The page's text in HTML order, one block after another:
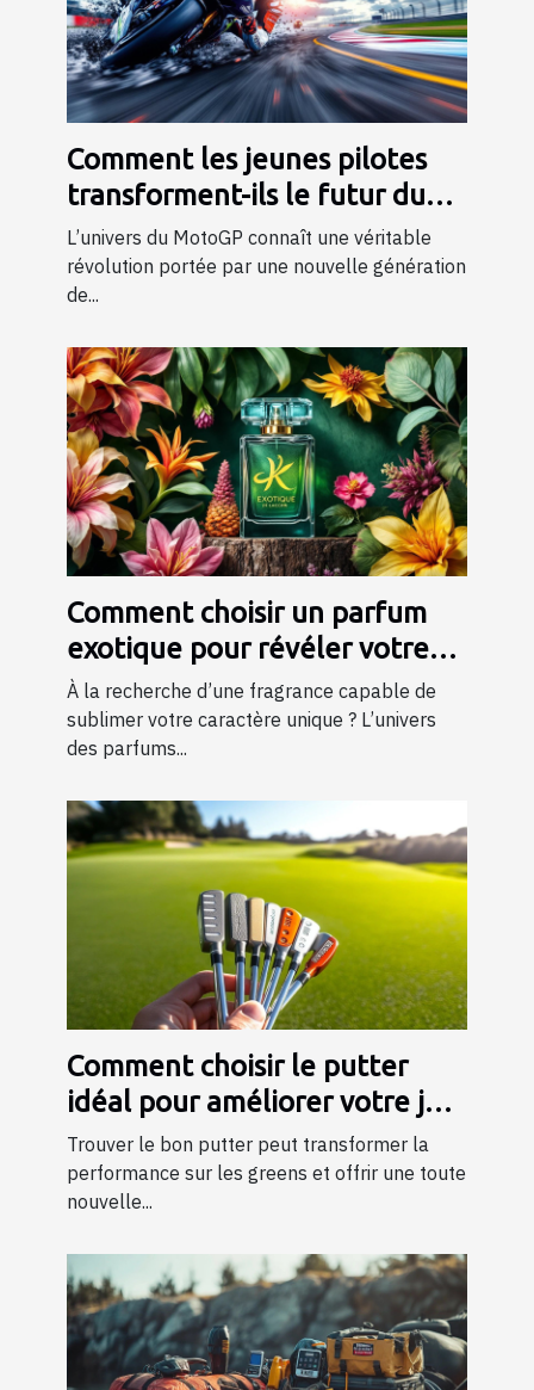
Comment les jeunes pilotes
transforment-ils le futur du
MotoGP ?
L’univers du MotoGP connaît une véritable
révolution portée par une nouvelle génération
de...
Comment choisir un parfum
exotique pour révéler votre
personnalité?
À la recherche d’une fragrance capable de
sublimer votre caractère unique ? L’univers
des parfums...
Comment choisir le putter
idéal pour améliorer votre jeu
?
Trouver le bon putter peut transformer la
performance sur les greens et offrir une toute
nouvelle...